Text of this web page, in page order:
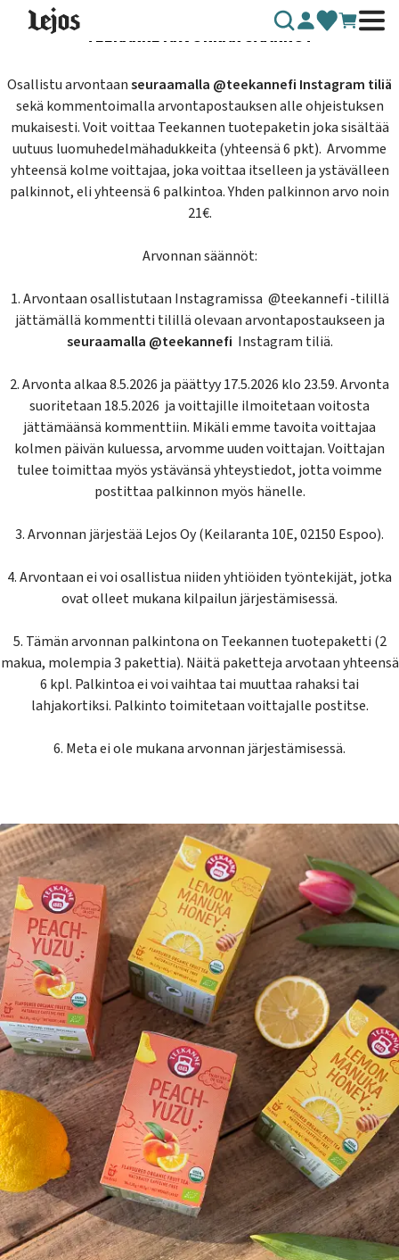
Siirry sisältöön
TEEKANNE ARVONNAN SÄÄNNÖT
Osallistu arvontaanseuraamalla @teekannefi Instagram tiliä
sekä kommentoimalla arvontapostauksen alle ohjeistuksen
mukaisesti. Voit voittaa Teekannen tuotepaketin joka sisältää
uutuus luomuhedelmähadukkeita (yhteensä 6 pkt). Arvomme
yhteensä kolme voittajaa, joka voittaa itselleen ja ystävälleen
palkinnot, eli yhteensä 6 palkintoa. Yhden palkinnon arvo noin
21€.
Arvonnan säännöt:
1. Arvontaan osallistutaan Instagramissa @teekannefi -tilillä
jättämällä kommentti tilillä olevaan arvontapostaukseen ja
seuraamalla @teekannefi Instagram tiliä.
2. Arvonta alkaa 8.5.2026 ja päättyy 17.5.2026 klo 23.59. Arvonta
suoritetaan 18.5.2026 ja voittajille ilmoitetaan voitosta
jättämäänsä kommenttiin. Mikäli emme tavoita voittajaa
kolmen päivän kuluessa, arvomme uuden voittajan. Voittajan
tulee toimittaa myös ystävänsä yhteystiedot, jotta voimme
postittaa palkinnon myös hänelle.
3. Arvonnan järjestää Lejos Oy (Keilaranta 10E, 02150 Espoo).
4. Arvontaan ei voi osallistua niiden yhtiöiden työntekijät, jotka
ovat olleet mukana kilpailun järjestämisessä.
5. Tämän arvonnan palkintona on Teekannen tuotepaketti (2
makua, molempia 3 pakettia). Näitä paketteja arvotaan yhteensä
6 kpl. Palkintoa ei voi vaihtaa tai muuttaa rahaksi tai
lahjakortiksi. Palkinto toimitetaan voittajalle postitse.
6. Meta ei ole mukana arvonnan järjestämisessä.